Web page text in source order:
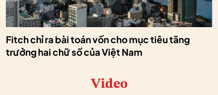
Fitch chỉ ra bài toán vốn cho mục tiêu tăng
trưởng hai chữ số của Việt Nam
Video